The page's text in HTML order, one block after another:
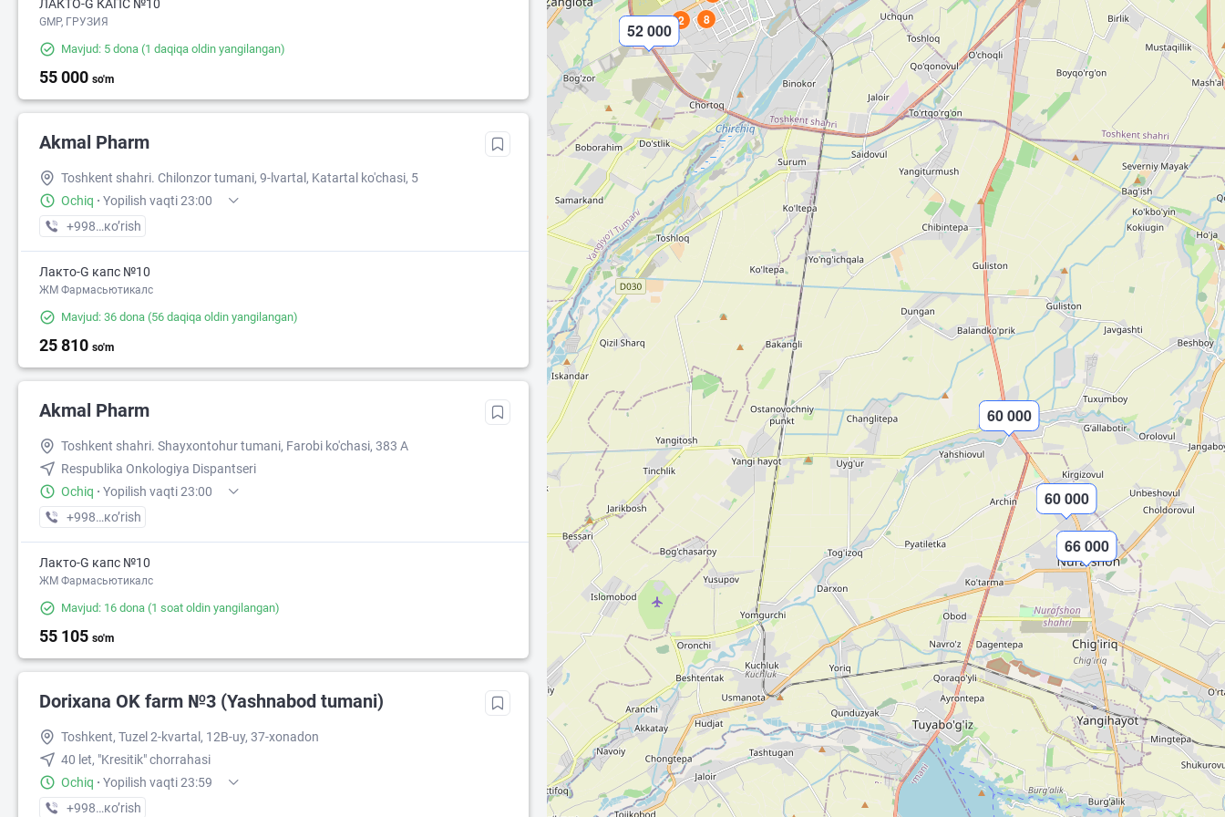
ЛАКТО-G КАПС №10
GMP, ГРУЗИЯ
Mavjud: 5 dona (1 daqiqa oldin yangilangan)
55 000 so'm
Akmal Pharm
Toshkent shahri. Chilonzor tumani, 9-lvartal, Katartal ko'chasi, 5
Ochiq · Yopilish vaqti 23:00
+998 (99) XXX-XX-XX
кo’rish
Лакто-G капс №10
ЖМ Фармасьютикалс
Mavjud: 36 dona (56 daqiqa oldin yangilangan)
25 810 so'm
Akmal Pharm
Toshkent shahri. Shayxontohur tumani, Farobi ko'chasi, 383 A
Respublika Onkologiya Dispantseri
Ochiq · Yopilish vaqti 23:00
+998 (99) XXX-XX-XX
кo’rish
Лакто-G капс №10
ЖМ Фармасьютикалс
Mavjud: 16 dona (1 soat oldin yangilangan)
55 105 so'm
Dorixana OK farm №3 (Yashnabod tumani)
Toshkent, Tuzel 2-kvartal, 12B-uy, 37-xonadon
40 let, "Kresitik" chorrahasi
Ochiq · Yopilish vaqti 23:59
+998 (90) XXX-XX-XX
кo’rish
60 000
66 000
60 000
60 000
56 000
52 000 2
8